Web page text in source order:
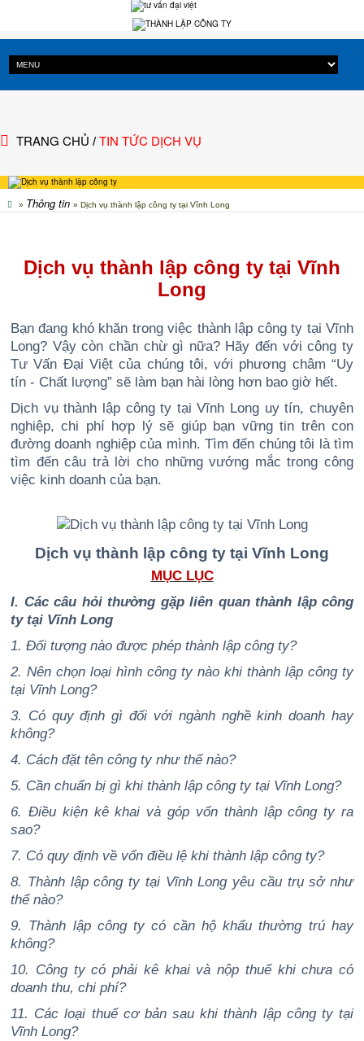
TRANG CHỦ / TIN TỨC DỊCH VỤ
» Thông tin » Dịch vụ thành lập công ty tại Vĩnh Long
Dịch vụ thành lập công ty tại Vĩnh
Long
Bạn đang khó khăn trong việc thành lập công ty tại Vĩnh
Long? Vậy còn chần chừ gì nữa? Hãy đến với công ty
Tư Vấn Đại Việt của chúng tôi, với phương châm “Uy
tín - Chất lượng” sẽ làm bạn hài lòng hơn bao giờ hết.
Dịch vụ thành lập công ty tại Vĩnh Long uy tín, chuyên
nghiệp, chi phí hợp lý sẽ giúp bạn vững tin trên con
đường doanh nghiệp của mình. Tìm đến chúng tôi là tìm
tìm đến câu trả lời cho những vướng mắc trong công
việc kinh doanh của bạn.
Dịch vụ thành lập công ty tại Vĩnh Long
MỤC LỤC
I. Các câu hỏi thường gặp liên quan thành lập công
ty tại Vĩnh Long
1. Đối tượng nào được phép thành lập công ty?
2. Nên chọn loại hình công ty nào khi thành lập công ty
tại Vĩnh Long?
3. Có quy định gì đối với ngành nghề kinh doanh hay
không?
4. Cách đặt tên công ty như thế nào?
5. Cần chuẩn bị gì khi thành lập công ty tại Vĩnh Long?
6. Điều kiện kê khai và góp vốn thành lập công ty ra
sao?
7. Có quy định về vốn điều lệ khi thành lập công ty?
8. Thành lập công ty tại Vĩnh Long yêu cầu trụ sở như
thế nào?
9. Thành lập công ty có cần hộ khẩu thường trú hay
không?
10. Công ty có phải kê khai và nộp thuế khi chưa có
doanh thu, chi phí?
11. Các loại thuế cơ bản sau khi thành lập công ty tại
Vĩnh Long?